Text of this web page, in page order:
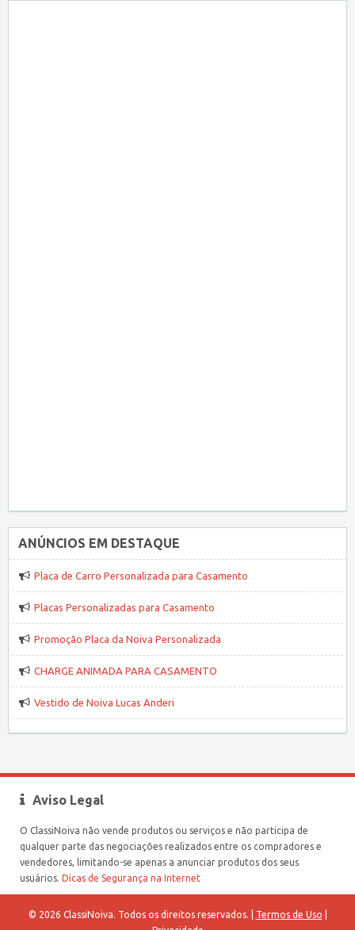
ANÚNCIOS EM DESTAQUE
Placa de Carro Personalizada para Casamento
Placas Personalizadas para Casamento
Promoção Placa da Noiva Personalizada
CHARGE ANIMADA PARA CASAMENTO
Vestido de Noiva Lucas Anderi
Aviso Legal
O ClassiNoiva não vende produtos ou serviços e não participa de
qualquer parte das negociações realizados entre os compradores e
vendedores, limitando-se apenas a anunciar produtos dos seus
usuários. Dicas de Segurança na Internet
© 2026 ClassiNoiva. Todos os direitos reservados. | Termos de Uso